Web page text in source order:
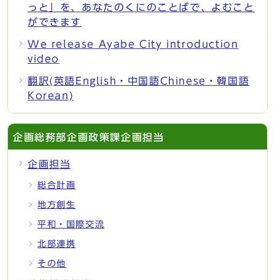
っと」を、あなたのくにのことばで、よむこと
ができます
We release Ayabe City introduction
video
翻訳(英語English・中国語Chinese・韓国語
Korean)
企画総務部企画政策課企画担当
企画担当
総合計画
地方創生
平和・国際交流
北部連携
その他